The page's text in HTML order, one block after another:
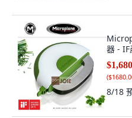
器 - IF
$1,680
(
8/18